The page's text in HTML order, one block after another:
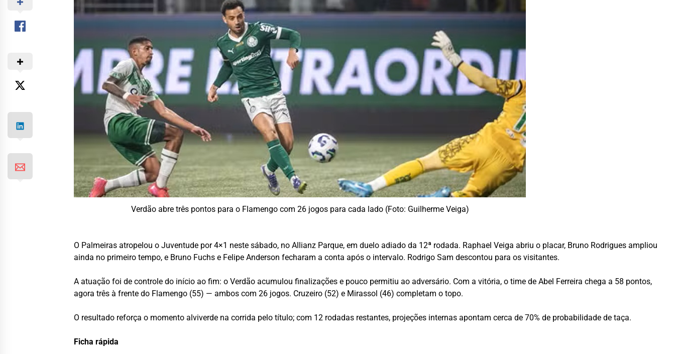
Verdão abre três pontos para o Flamengo com 26 jogos para cada lado (Foto: Guilherme Veiga)
O Palmeiras atropelou o Juventude por 4×1 neste sábado, no Allianz Parque, em duelo adiado da 12ª rodada. Raphael Veiga abriu o placar, Bruno Rodrigues ampliou
ainda no primeiro tempo, e Bruno Fuchs e Felipe Anderson fecharam a conta após o intervalo. Rodrigo Sam descontou para os visitantes.
A atuação foi de controle do início ao fim: o Verdão acumulou finalizações e pouco permitiu ao adversário. Com a vitória, o time de Abel Ferreira chega a 58 pontos,
agora três à frente do Flamengo (55) — ambos com 26 jogos. Cruzeiro (52) e Mirassol (46) completam o topo.
O resultado reforça o momento alviverde na corrida pelo título; com 12 rodadas restantes, projeções internas apontam cerca de 70% de probabilidade de taça.
Ficha rápida